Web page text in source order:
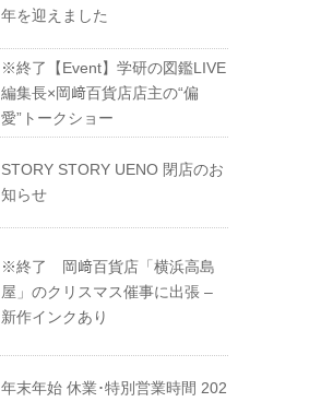
年を迎えました
※終了【Event】学研の図鑑LIVE
編集長×岡﨑百貨店店主の“偏
愛”トークショー
STORY STORY UENO 閉店のお
知らせ
※終了 岡﨑百貨店「横浜高島
屋」のクリスマス催事に出張 –
新作インクあり
年末年始 休業･特別営業時間 202